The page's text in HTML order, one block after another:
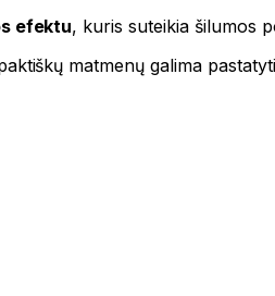
efektu, kuris suteikia šilumos
matmenų galima